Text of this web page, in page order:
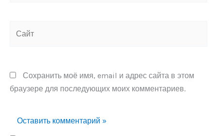
Сохранить моё имя, email и адрес сайта в этом
браузере для последующих моих комментариев.